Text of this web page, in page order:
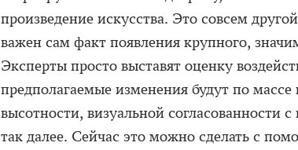
произведение искусства. Это совсем
важен сам факт появления крупного,
Эксперты просто выставят оценку
предполагаемые изменения будут по
высотности, визуальной
так далее. Сейчас это можно сделать с